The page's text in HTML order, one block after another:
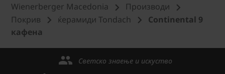
Wienerberger Macedonia
Производи
Покрив
ќерамиди Tondach
Continental 9
кафена
Светско знаење и искуство